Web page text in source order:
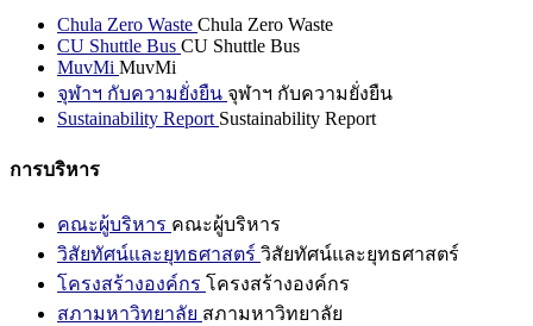
Chula Zero Waste Chula Zero Waste
CU Shuttle Bus CU Shuttle Bus
MuvMi MuvMi
จุฬาฯ กับความยั่งยืน จุฬาฯ กับความยั่งยืน
Sustainability Report Sustainability Report
การบริหาร
คณะผู้บริหาร คณะผู้บริหาร
วิสัยทัศน์และยุทธศาสตร์ วิสัยทัศน์และยุทธศาสตร์
โครงสร้างองค์กร โครงสร้างองค์กร
สภามหาวิทยาลัย สภามหาวิทยาลัย